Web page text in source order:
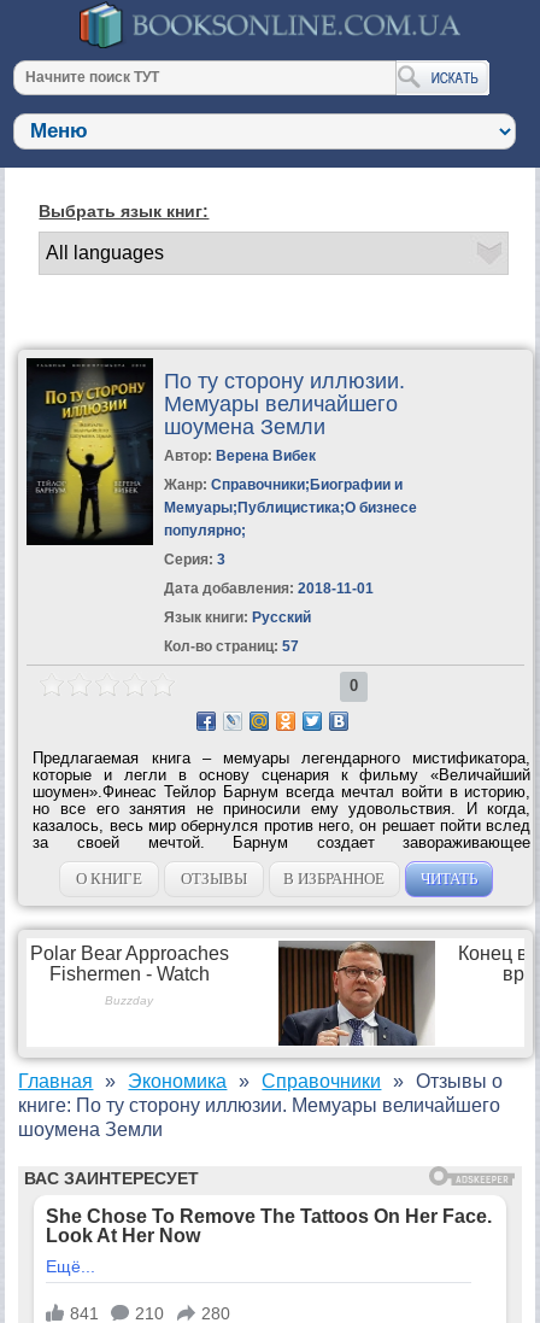
Выбрать язык книг:
По ту сторону иллюзии.
Мемуары величайшего
шоумена Земли
Автор: Верена Вибек
Жанр: Справочники; Биографии и
Мемуары; Публицистика;О бизнесе
популярно;
Серия: 3
Дата добавления: 2018-11-01
Язык книги: Русский
Кол-во страниц: 57
0
Предлагаемая книга – мемуары легендарного мистификатора,
которые и легли в основу сценария к фильму «Величайший
шоумен».Финеас Тейлор Барнум всегда мечтал войти в историю,
но все его занятия не приносили ему удовольствия. И когда,
казалось, весь мир обернулся против него, он решает пойти вслед
за своей мечтой. Барнум создает завораживающее
представление-сенсацию, которое стало рождением мирового...
О КНИГЕ
ОТЗЫВЫ В ИЗБРАННОЕ ЧИТАТЬ
Главная Экономика Справочники
Отзывы о
книге: По ту сторону иллюзии. Мемуары величайшего
шоумена Земли